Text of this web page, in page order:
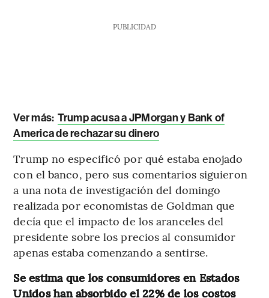
PUBLICIDAD
Ver más: Trump acusa a JPMorgan y Bank of
America de rechazar su dinero
Trump no especificó por qué estaba enojado
con el banco, pero sus comentarios siguieron
a una nota de investigación del domingo
realizada por economistas de Goldman que
decía que el impacto de los aranceles del
presidente sobre los precios al consumidor
apenas estaba comenzando a sentirse.
Se estima que los consumidores en Estados
Unidos han absorbido el 22% de los costos